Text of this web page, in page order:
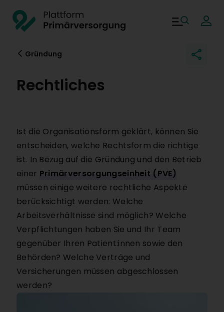
Plattform
Main
Gründung
Rechtliches
Ist die Organisationsform geklärt, können Sie
entscheiden, welche Rechtsform die richtige
ist. In Bezug auf die Gründung und den Betrieb
einer Primärversorgungseinheit (PVE)
müssen einige weitere rechtliche Aspekte
berücksichtigt werden: Welche
Arbeitsverhältnisse sind möglich? Welche
Verpflichtungen haben Sie und Ihr Team
gegenüber Ihren Patient:innen sowie den
Behörden? Welche Verträge und
Versicherungen müssen abgeschlossen
werden?